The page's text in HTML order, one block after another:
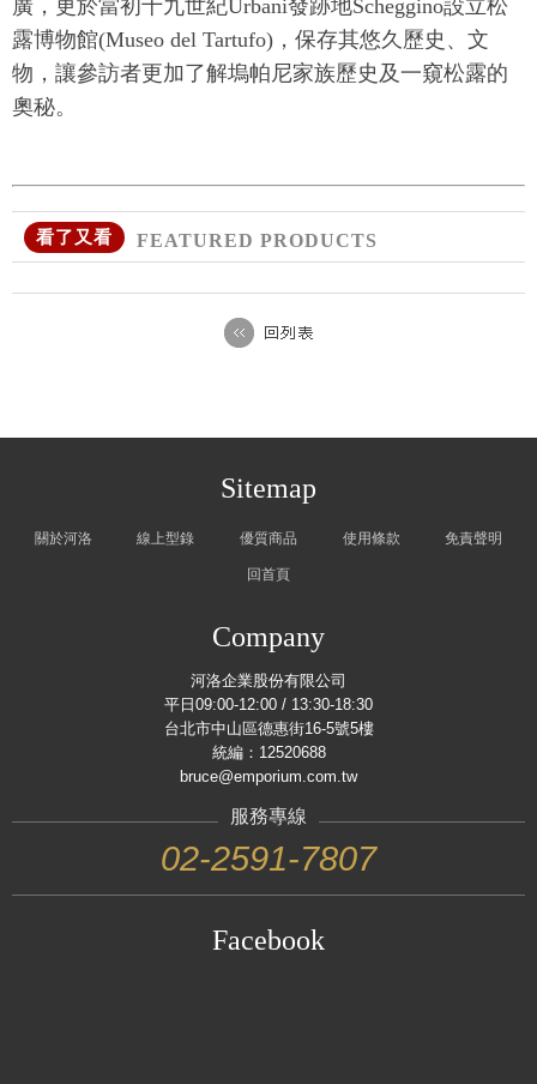
廣，更於當初十九世紀Urbani發跡地Scheggino設立松
露博物館(Museo del Tartufo)，保存其悠久歷史、文
物，讓參訪者更加了解塢帕尼家族歷史及一窺松露的
奧秘。
看了又看 FEATURED PRODUCTS
Sitemap
關於河洛 線上型錄 優質商品 使用條款 免責聲明
回首頁
Company
河洛企業股份有限公司
平日09:00-12:00 / 13:30-18:30
台北市中山區德惠街16-5號5樓
統編：12520688
bruce@emporium.com.tw
服務專線
02-2591-7807
Facebook